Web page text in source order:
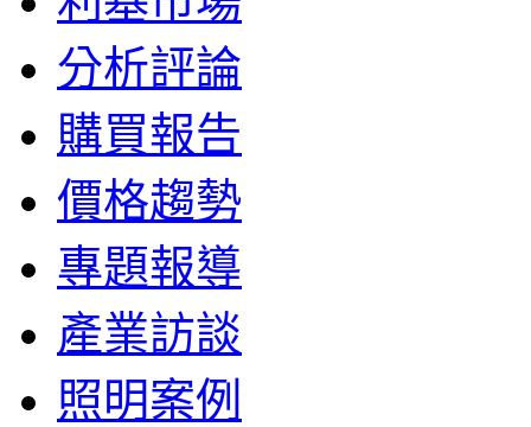
分析評論
購買報告
價格趨勢
專題報導
產業訪談
照明案例